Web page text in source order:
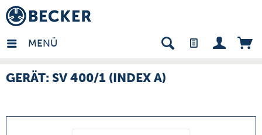
MENÜ
- DE
GERÄT: SV 400/1 (INDEX A)